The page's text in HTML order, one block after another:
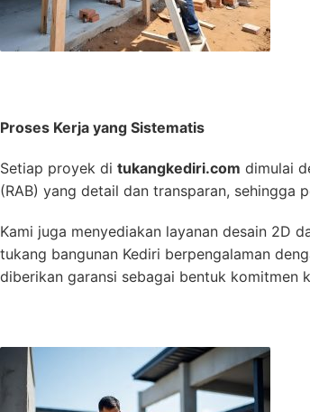
Proses Kerja yang Sistematis
Setiap proyek di tukangkediri.com dimulai
(RAB) yang detail dan transparan, sehingga
Kami juga menyediakan layanan desain 2D
tukang bangunan Kediri berpengalaman
diberikan garansi sebagai bentuk komitmen